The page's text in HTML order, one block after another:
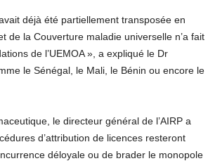
déjà été partiellement transposée en
de la Couverture maladie universelle n’a fait
de l’UEMOA », a expliqué le Dr
le Sénégal, le Mali, le Bénin ou encore le
le directeur général de l’AIRP a
d’attribution de licences resteront
déloyale ou de brader le monopole